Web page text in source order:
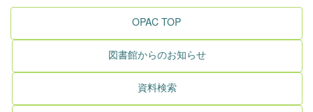
OPAC TOP
図書館からのお知らせ
資料検索